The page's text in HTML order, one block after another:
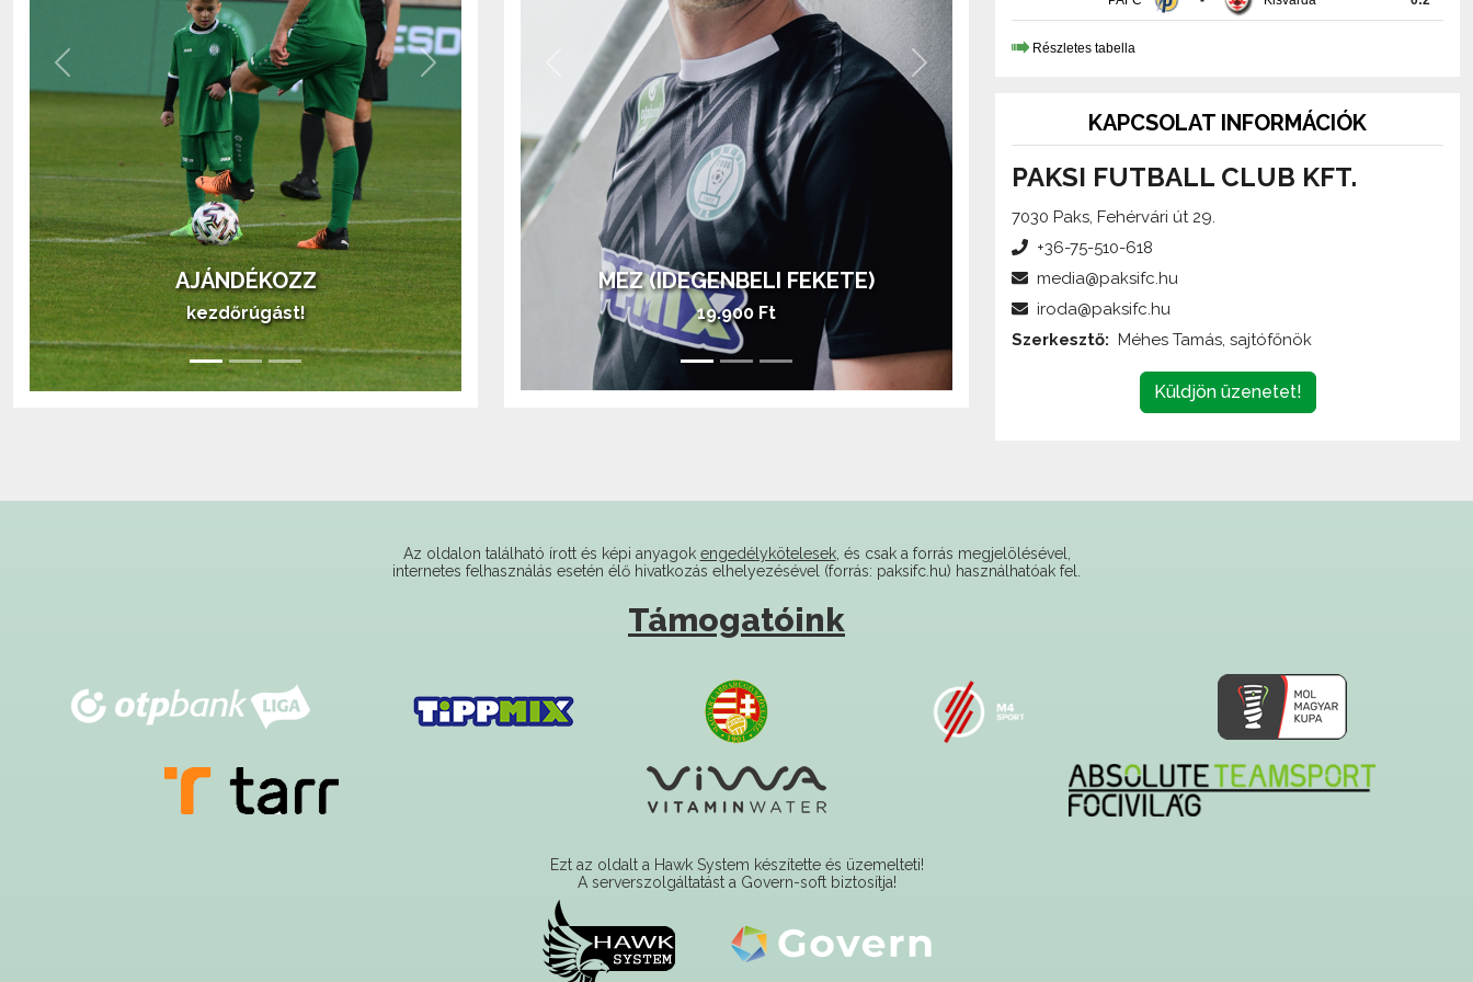
AJÁNDÉKOZZ
kezdőrúgást!
Previous Next
MEZ (HAZAI ZÖLD)
28.900 Ft
Previous Next
Részletes tabella
KAPCSOLAT INFORMÁCIÓK
PAKSI FUTBALL CLUB KFT.
7030 Paks, Fehérvári út 29.
+36-75-510-618
media@paksifc.hu
iroda@paksifc.hu
Szerkesztő:
Méhes Tamás, sajtófőnök
Küldjön üzenetet!
Az oldalon található írott és képi anyagok engedélykötelesek, és csak a forrás megjelölésével,
internetes felhasználás esetén élő hivatkozás elhelyezésével (forrás: paksifc.hu) használhatóak fel.
Támogatóink
Ezt az oldalt a Hawk System készítette és üzemelteti!
A serverszolgáltatást a Govern-soft biztosítja!